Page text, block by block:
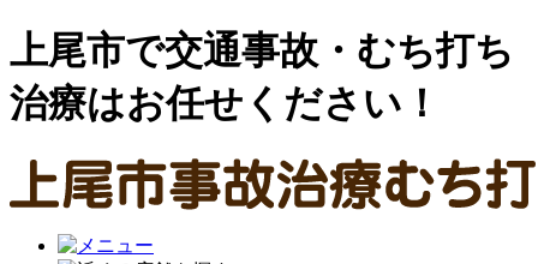
上尾市で交通事故・むち打ち
治療はお任せください！